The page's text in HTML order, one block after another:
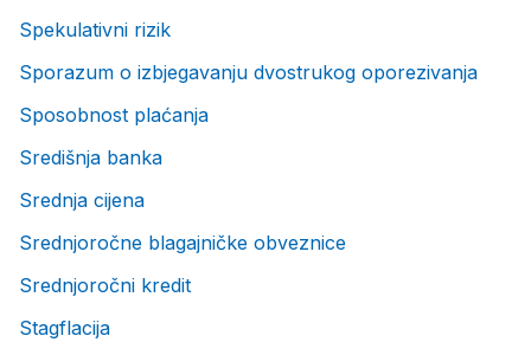
Spekulativni rizik
Sporazum o izbjegavanju dvostrukog oporezivanja
Sposobnost plaćanja
Središnja banka
Srednja cijena
Srednjoročne blagajničke obveznice
Srednjoročni kredit
Stagflacija